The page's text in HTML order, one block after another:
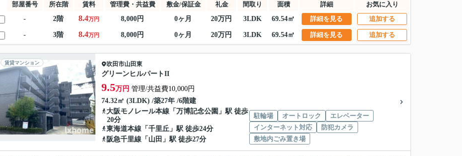
部屋番号 所在階 賃料 管理費・共益費 敷金/保証金 礼金 間取り 面積 詳細
お気に入り
-
2階 8.4万円 8,000円 0ヶ月 20万円 3LDK 69.54㎡ 詳細を見る 追加する
- 3階 8.4万円 8,000円 0ヶ月 20万円 3LDK 69.54㎡ 詳細を見る 追加する
賃貸マンション 吹田市山田東
グリーンヒルパートII
9.5万円 管理/共益費10,000円
74.32㎡ (3LDK) /築27年 /6階建
大阪モノレール本線 「 万博記念公園 」駅 徒歩
20分
東海道本線 「 千里丘 」駅 徒歩24分
阪急千里線 「 山田 」駅 徒歩27分
駐輪場 オートロック
エレベーター
インターネット対応
防犯カメラ
敷地内ごみ置き場